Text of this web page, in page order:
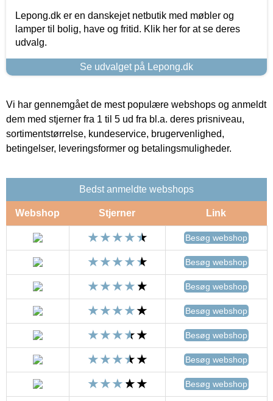
Lepong.dk er en danskejet netbutik med møbler og
lamper til bolig, have og fritid. Klik her for at se deres
udvalg.
Se udvalget på Lepong.dk
Vi har gennemgået de mest populære webshops og anmeldt
dem med stjerner fra 1 til 5 ud fra bl.a. deres prisniveau,
sortimentstørrelse, kundeservice, brugervenlighed,
betingelser, leveringsformer og betalingsmuligheder.
Bedst anmeldte webshops
Webshop Stjerner Link
Besøg webshop
Besøg webshop
Besøg webshop
Besøg webshop
Besøg webshop
Besøg webshop
Besøg webshop